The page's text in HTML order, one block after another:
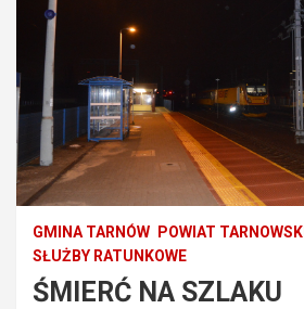
GMINA TARNÓW
POWIAT TARNOWSKI
SŁUŻBY RATUNKOWE
ŚMIERĆ NA SZLAKU